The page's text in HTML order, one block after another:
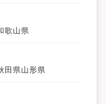
歌山県
田県山形県